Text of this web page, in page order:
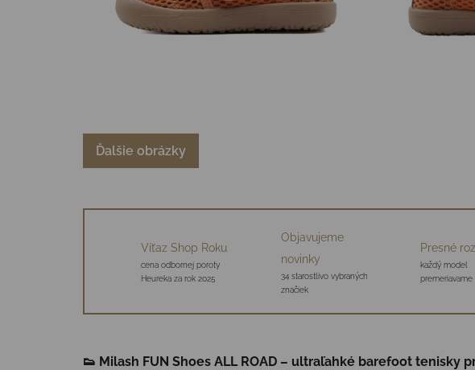
Ďalšie obrázky
Víťaz Shop Roku
cena odbornej poroty
Heureka za rok 2025
Objavujeme
novinky
34 starostlivo vybraných
značiek
Presné
každý model
premeriavame
👟 Milash FUN Shoes ALL ROAD – ultraľahké barefoot tenisky